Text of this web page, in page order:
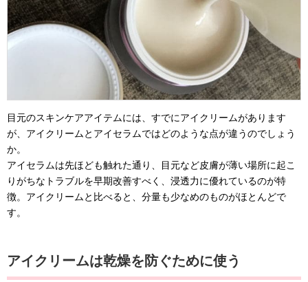
目元のスキンケアアイテムには、すでにアイクリームがあります
が、アイクリームとアイセラムではどのような点が違うのでしょう
か。
アイセラムは先ほども触れた通り、目元など皮膚が薄い場所に起こ
りがちなトラブルを早期改善すべく、浸透力に優れているのが特
徴。アイクリームと比べると、分量も少なめのものがほとんどで
す。
アイクリームは乾燥を防ぐために使う